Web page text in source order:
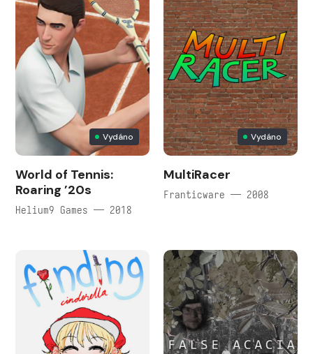
Vydáno
World of Tennis:
Roaring ’20s
Helium9 Games — 2018
Vydáno
MultiRacer
Franticware — 2008